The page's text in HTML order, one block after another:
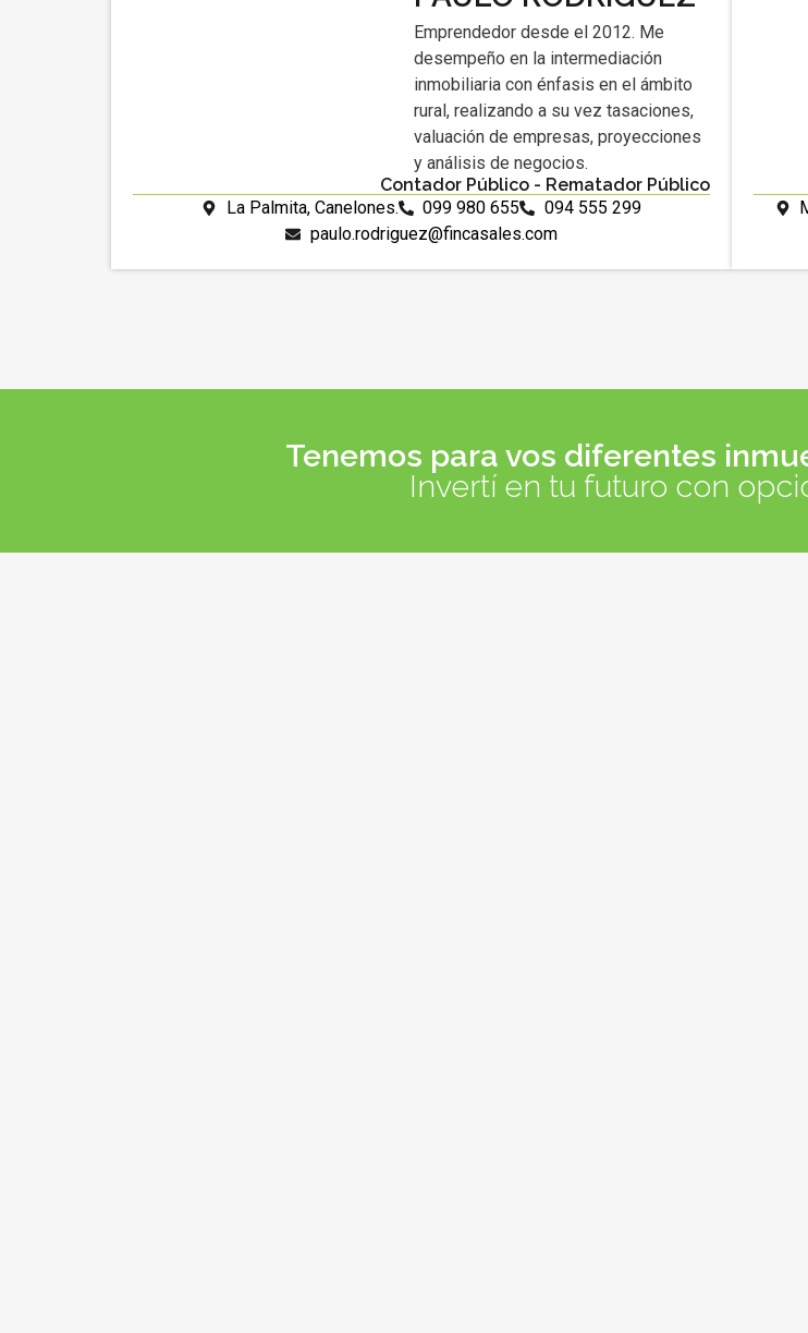
Emprendedor desde el 2012. Me
desempeño en la intermediación
inmobiliaria con énfasis en el ámbito
rural, realizando a su vez tasaciones,
valuación de empresas, proyecciones
y análisis de negocios.
Contador Público - Rematador Público
La Palmita, Canelones.
099 980 655
094 555 299
paulo.rodriguez@fincasales.com
Tenemos para vos diferentes
Invertí en tu futuro con